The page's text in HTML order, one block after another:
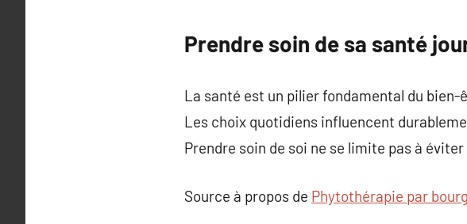
Prendre soin de sa santé
La santé est un pilier fondamental du bien-
Les choix quotidiens influencent
Prendre soin de soi ne se limite pas à
Source à propos de Phytothérapie par